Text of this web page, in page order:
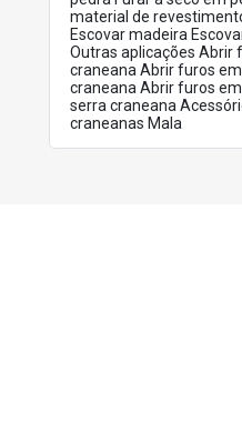
material de
Escovar madeira
Outras aplicações Abrir
craneana Abrir furos
craneana Abrir furos
serra craneana
craneanas Mala